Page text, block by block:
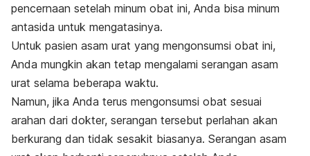
pencernaan setelah minum obat ini, Anda bisa minum
antasida untuk mengatasinya.
Untuk pasien asam urat yang mengonsumsi obat ini,
Anda mungkin akan tetap mengalami serangan asam
urat selama beberapa waktu.
Namun, jika Anda terus mengonsumsi obat sesuai
arahan dari dokter, serangan tersebut perlahan akan
berkurang dan tidak sesakit biasanya. Serangan asam